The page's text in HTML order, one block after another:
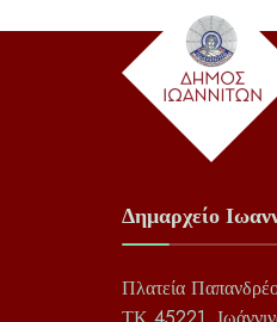
Δημαρχείο
Πλατεία